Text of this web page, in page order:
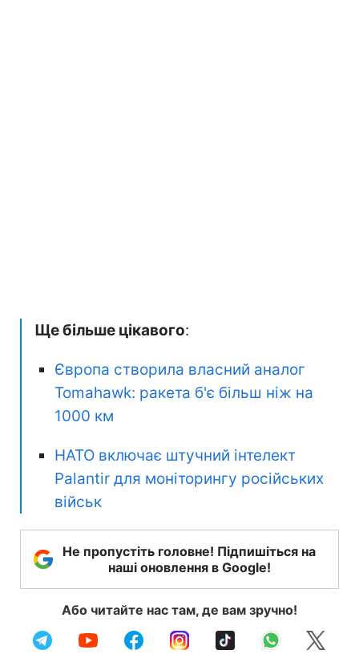
Ще більше цікавого:
Європа створила власний аналог
Tomahawk: ракета б'є більш ніж на
1000 км
НАТО включає штучний інтелект
Palantir для моніторингу російських
військ
Не пропустіть головне! Підпишіться на
наші оновлення в Google!
Або читайте нас там, де вам зручно!